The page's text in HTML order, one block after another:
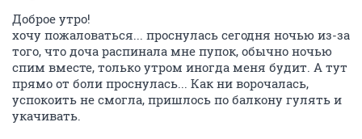
Доброе утро!
хочу пожаловаться... проснулась сегодня ночью из-за
того, что доча распинала мне пупок, обычно ночью
спим вместе, только утром иногда меня будит. А тут
прямо от боли проснулась... Как ни ворочалась,
успокоить не смогла, пришлось по балкону гулять и
укачивать.